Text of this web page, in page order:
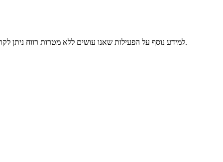
. למידע נוסף על הפעילות שאנו עושים ללא מטרות רווח ניתן.